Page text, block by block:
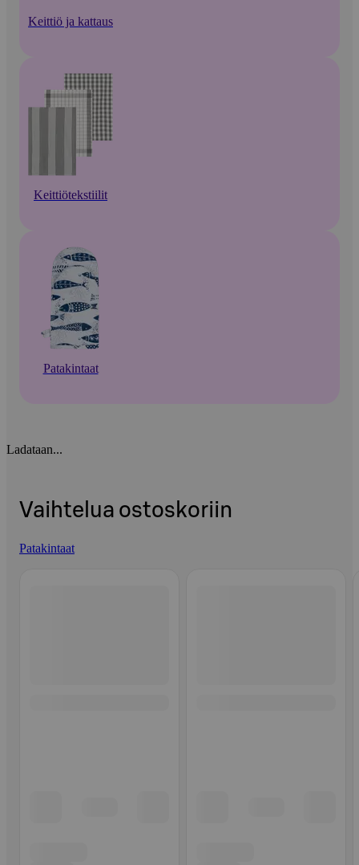
Keittiö ja kattaus
Keittiötekstiilit
Patakintaat
Ladataan...
Vaihtelua ostoskoriin
Patakintaat